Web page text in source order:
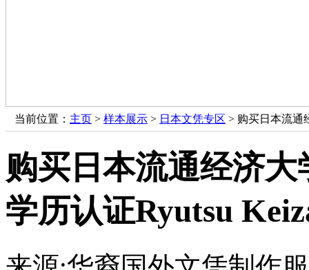
当前位置： 主页 > 样本展示 > 日本文凭专区 > 购买日本流通
购买日本流通经济
学历认证Ryutsu